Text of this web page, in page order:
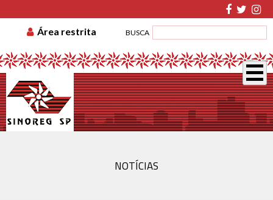
TABELA DE CUSTAS ASSOCIE-SE
GUIA DE
BUSCA
Área restrita
NOTÍCIAS